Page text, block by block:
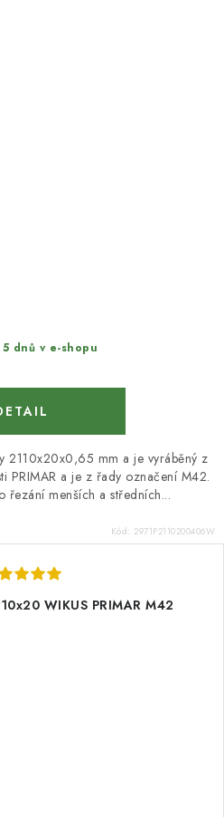
dnů v e-shopu
2110x20x0,65 mm a je vyráběný z
PRIMAR a je z řady označení M42.
řezání menších a středních...
Kód: 2971P2110200406W
WIKUS PRIMAR M42